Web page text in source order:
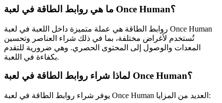
ما هي روابط الطاقة في لعبة Once Human؟
روابط الطاقة هي عملة متميزة داخل اللعبة في لعبة Once Human
تُستخدم لأغراض مختلفة، بما في ذلك شراء العناصر وتحسين
المعدات والوصول إلى المحتوى الحصري. وهي ضرورية للتقدم
بكفاءة في اللعبة.
لماذا شراء روابط الطاقة في لعبة Once Human؟
يوفر شراء روابط الطاقة في لعبة Once Human العديد من المزايا: